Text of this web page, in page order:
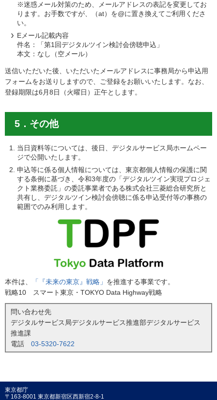
※迷惑メール対策のため、メールアドレスの表記を変更してお
ります。お手数ですが、（at）を@に置き換えてご利用くださ
い。
Eメール記載内容
件名：「第1回デジタルツイン検討会傍聴申込」
本文：なし（空メール）
送信いただいた後、いただいたメールアドレスに事務局から申込用
フォームをお送りしますので、ご登録をお願いいたします。なお、
登録期限は6月8日（火曜日）正午とします。
5．その他
当日資料等については、後日、デジタルサービス局ホームペー
ジで公開いたします。
申込等に係る個人情報については、東京都個人情報の保護に関
する条例に基づき、令和3年度の「デジタルツイン実現プロジェ
クト業務委託」の委託事業者である株式会社三菱総合研究所と
共有し、デジタルツイン検討会傍聴に係る申込受付等の事務の
範囲でのみ利用します。
本件は、 「『未来の東京』戦略」 を推進する事業です。
戦略10 スマート東京・TOKYO Data Highway戦略
問い合わせ先
デジタルサービス局デジタルサービス推進部デジタルサービス
推進課
電話 03-5320-7622
東京都庁
〒163-8001 東京都新宿区西新宿2-8-1